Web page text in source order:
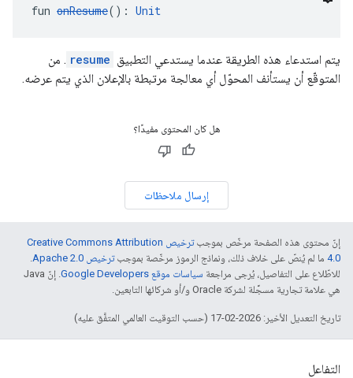
fun onResume(): Unit
يتم استدعاء هذه الطريقة عندما يستدعي التطبيق resume . من
المتوقّع أن يستأنف المحوّل أي معالجة مرتبطة بالإعلان الذي يتم عرضه.
هل كان المحتوى مفيدًا؟
إرسال ملاحظات
إنّ محتوى هذه الصفحة مرخّص بموجب
ترخيص Creative Commons Attribution
4.0‏ ما لم يُنصّ على خلاف ذلك، ونماذج الرموز مرخّصة بموجبترخيص Apache 2.0‏
.
للاطّلاع على التفاصيل، يُرجى مراجعة سياسات موقع Google Developers‏
. إنّ Java
هي علامة تجارية مسجَّلة لشركة Oracle و/أو شركائها التابعين.
تاريخ التعديل الأخير: 2026-02-17 (حسب التوقيت العالمي المتفَّق عليه)
التفاعل